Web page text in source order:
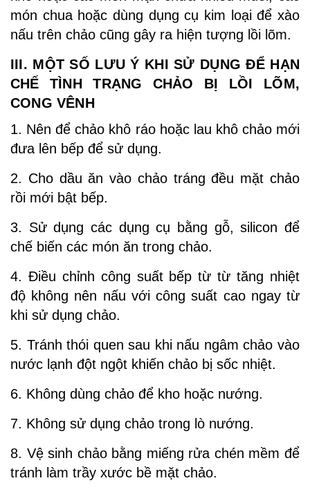
món chua hoặc dùng dụng cụ kim loại để xào
nấu trên chảo cũng gây ra hiện tượng lồi lõm.
III. MỘT SỐ LƯU Ý KHI SỬ DỤNG ĐỂ HẠN
CHẾ TÌNH TRẠNG CHẢO BỊ LỒI LÕM,
CONG VÊNH
1. Nên để chảo khô ráo hoặc lau khô chảo mới
đưa lên bếp để sử dụng.
2. Cho dầu ăn vào chảo tráng đều mặt chảo
rồi mới bật bếp.
3. Sử dụng các dụng cụ bằng gỗ, silicon để
chế biến các món ăn trong chảo.
4. Điều chỉnh công suất bếp từ từ tăng nhiệt
độ không nên nấu với công suất cao ngay từ
khi sử dụng chảo.
5. Tránh thói quen sau khi nấu ngâm chảo vào
nước lạnh đột ngột khiến chảo bị sốc nhiệt.
6. Không dùng chảo để kho hoặc nướng.
7. Không sử dụng chảo trong lò nướng.
8. Vệ sinh chảo bằng miếng rửa chén mềm để
tránh làm trầy xước bề mặt chảo.